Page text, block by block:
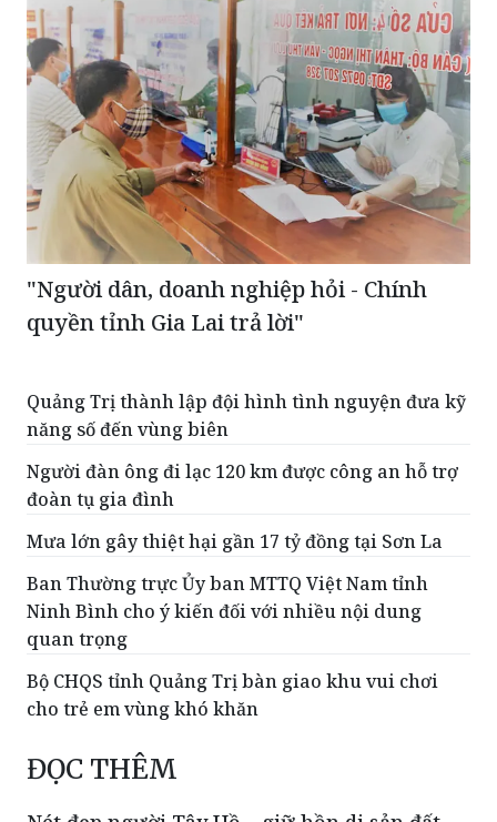
"Người dân, doanh nghiệp hỏi - Chính
quyền tỉnh Gia Lai trả lời"
Quảng Trị thành lập đội hình tình nguyện đưa kỹ
năng số đến vùng biên
Người đàn ông đi lạc 120 km được công an hỗ trợ
đoàn tụ gia đình
Mưa lớn gây thiệt hại gần 17 tỷ đồng tại Sơn La
Ban Thường trực Ủy ban MTTQ Việt Nam tỉnh
Ninh Bình cho ý kiến đối với nhiều nội dung
quan trọng
Bộ CHQS tỉnh Quảng Trị bàn giao khu vui chơi
cho trẻ em vùng khó khăn
ĐỌC THÊM